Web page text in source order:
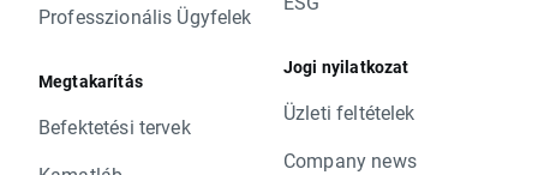
Professzionális Ügyfelek
Megtakarítás
Befektetési tervek
Jogi nyilatkozat
Üzleti feltételek
Company news